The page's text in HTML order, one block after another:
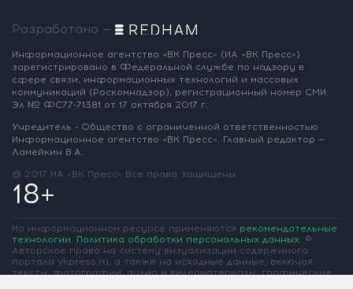
Разработано —
Информационное агентство «ВК Пресс» (ИА «ВК Пресс»)
зарегистрировано в Федеральной службе по надзору в
сфере связи, информационных технологий и массовых
коммуникаций (Роскомнадзор), регистрационный номер СМИ:
Эл № ФС77-71381 от 17 октября 2017 г.
Учредитель - Общество с ограниченной ответственностью
Информационное агентство «ВК Пресс».
Главный редактор —
Ламейкин В.А.
@ 2017 ИА «ВК Пресс» Все права защищены
18+
На информационном ресурсе применяются рекомендательные
технологии
Политика обработки персональных данных
©
Авторское право на систему визуализации содержимого
портала vkpress.ru, а также на исходные данные, включая
тексты, фотографии, аудио и видеоматериалы, графические